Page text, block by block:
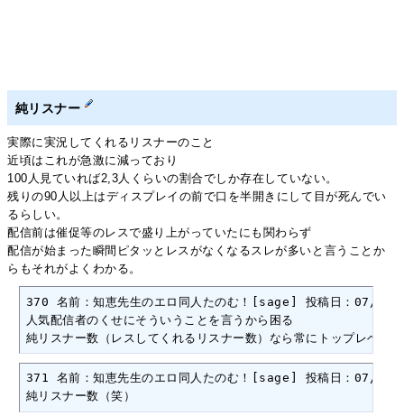
純リスナー
実際に実況してくれるリスナーのこと
近頃はこれが急激に減っており
100人見ていれば2,3人くらいの割合でしか存在していない。
残りの90人以上はディスプレイの前で口を半開きにして目が死んでい
るらしい。
配信前は催促等のレスで盛り上がっていたにも関わらず
配信が始まった瞬間ピタッとレスがなくなるスレが多いと言うことか
らもそれがよくわかる。
370 名前：知恵先生のエロ同人たのむ！[sage] 投稿日：07/
人気配信者のくせにそういうことを言うから困る
純リスナー数（レスしてくれるリスナー数）なら常にトップレベル
371 名前：知恵先生のエロ同人たのむ！[sage] 投稿日：07/
純リスナー数（笑）